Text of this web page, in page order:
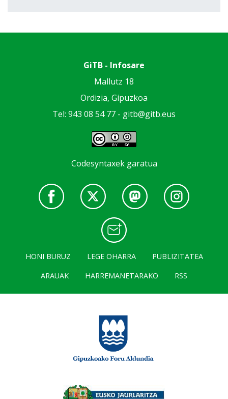
GiTB - Infosare
Mallutz 18
Ordizia, Gipuzkoa
Tel: 943 08 54 77 - gitb@gitb.eus
Codesyntaxek garatua
HONI BURUZ LEGE OHARRA
PUBLIZITATEA
ARAUAK
HARREMANETARAKO RSS